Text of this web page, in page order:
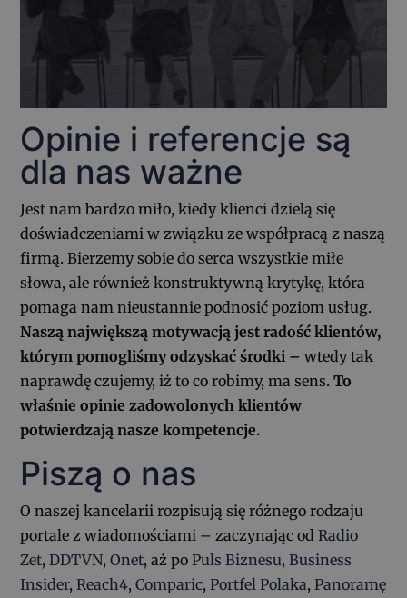
Opinie i referencje są
dla nas ważne
Jest nam bardzo miło, kiedy klienci dzielą się
doświadczeniami w związku ze współpracą z naszą
firmą. Bierzemy sobie do serca wszystkie miłe
słowa, ale również konstruktywną krytykę, która
pomaga nam nieustannie podnosić poziom usług.
Naszą największą motywacją jest radość klientów,
którym pomogliśmy odzyskać środki – wtedy tak
naprawdę czujemy, iż to co robimy, ma sens.To
właśnie opinie zadowolonych klientów
potwierdzają nasze kompetencje.
Piszą o nas
O naszej kancelarii rozpisują się różnego rodzaju
portale z wiadomościami – zaczynając odRadio
Zet,DDTVN,Onet, aż poPuls Biznesu,Business
Insider,Reach4,Comparic,Portfel Polaka,Panoramę